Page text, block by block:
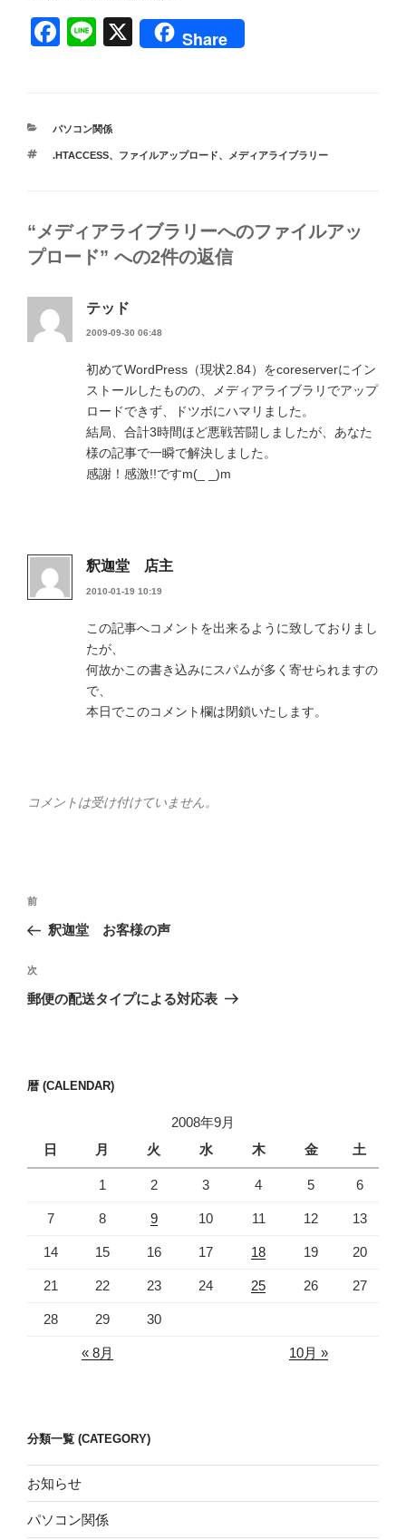
F
e
b
k
Li
X Share
カ
ゴ
パソコン関係
タ
.HTACCESS、 ファイルアップロード、 メディアライブラリー
“メディアライブラリーへのファイルアッ
プロード” への2件の返信
テッド
2009-09-30 06:48
初めてWordPress（現状2.84）をcoreserverにイン
ストールしたものの、メディアライブラリでアップ
ロードできず、ドツボにハマリました。
結局、合計3時間ほど悪戦苦闘しましたが、あなた
様の記事で一瞬で解決しました。
感謝！感激!!ですm(_ _)m
釈迦堂 店主
2010-01-19 10:19
この記事へコメントを出来るように致しておりまし
たが、
何故かこの書き込みにスパムが多く寄せられますの
で、
本日でこのコメント欄は閉鎖いたします。
コメントは受け付けていません。
投
ナ
ビ
ゲ
ン
前
の
稿
前
釈迦堂 お客様の声
次
の
次
郵便の配送タイプによる対応表
暦 (CALENDAR)
2008年9月
日
月 火 水 木 金 土
1 2 3 4 5 6
7 8 9 10 11 12 13
14 15 16 17 18 19 20
21 22 23 24 25 26 27
28 29 30
« 8月 10月 »
分類一覧 (CATEGORY)
お知らせ
パソコン関係